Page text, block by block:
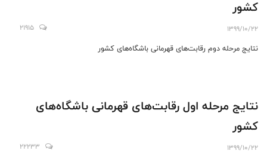
کشور
1399/10/22
21915
نتایج مرحله دوم رقابت‌های قهرمانی باشگاه‌های کشور
نتایج مرحله اول رقابت‌های قهرمانی باشگاه‌های
کشور
1399/10/22
22233